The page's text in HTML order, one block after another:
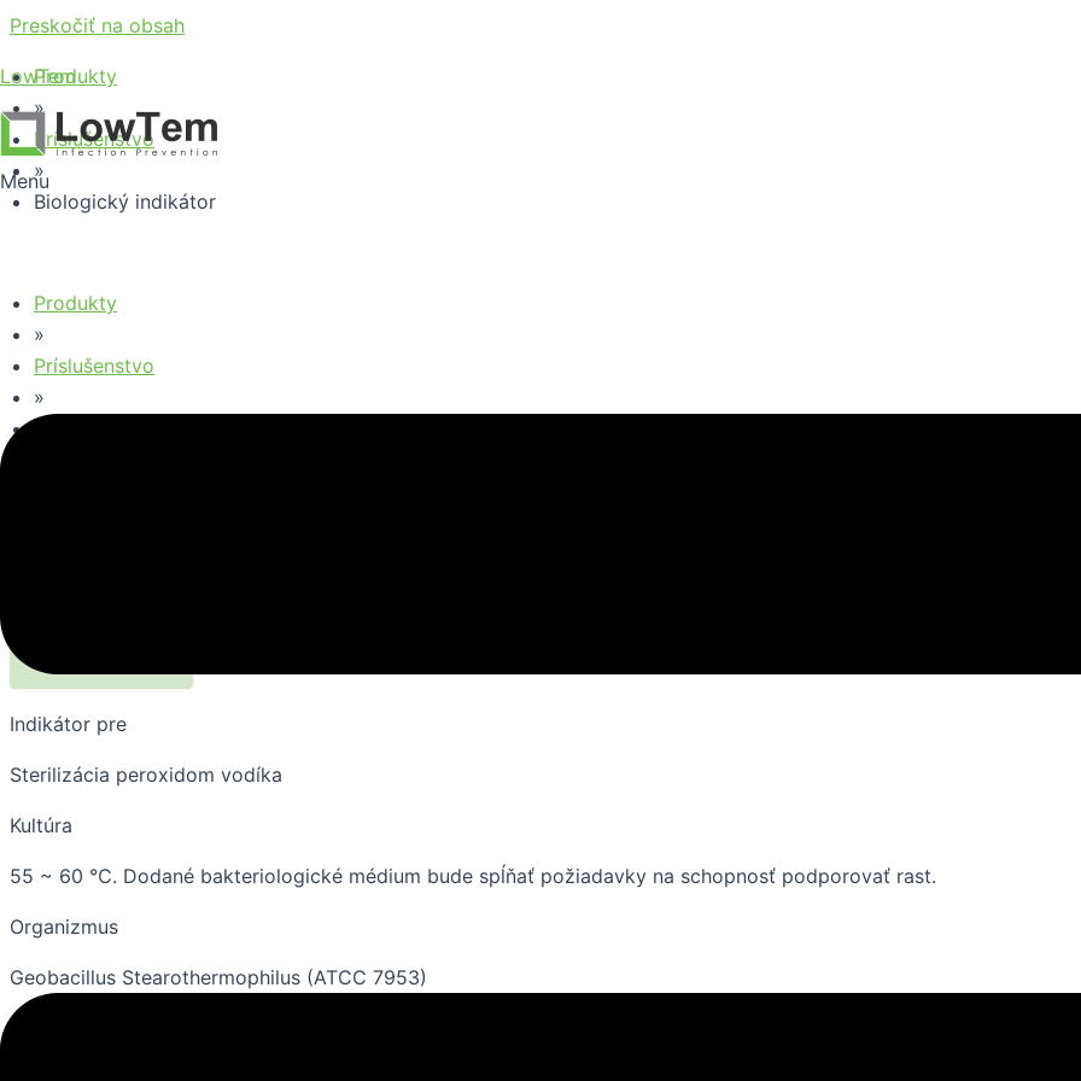
Preskočiť na obsah
LowTem
Menu
Produkty
»
Príslušenstvo
»
Biologický indikátor
Produkty
»
Príslušenstvo
»
Indikátor pre
Sterilizácia peroxidom vodíka
Kultúra
55 ~ 60 ℃. Dodané bakteriologické médium bude spĺňať požiadavky na schopnosť podporovať rast.
Organizmus
Geobacillus Stearothermophilus (ATCC 7953)